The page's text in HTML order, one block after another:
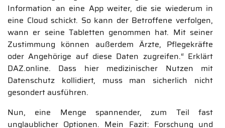
Information an eine App weiter, die sie wiederum in
eine Cloud schickt. So kann der Betroffene verfolgen,
wann er seine Tabletten genommen hat. Mit seiner
Zustimmung können außerdem Ärzte, Pflegekräfte
oder Angehörige auf diese Daten zugreifen.“ Erklärt
DAZ.online. Dass hier medizinischer Nutzen mit
Datenschutz kollidiert, muss man sicherlich nicht
gesondert ausführen.
Nun, eine Menge spannender, zum Teil fast
unglaublicher Optionen. Mein Fazit: Forschung und